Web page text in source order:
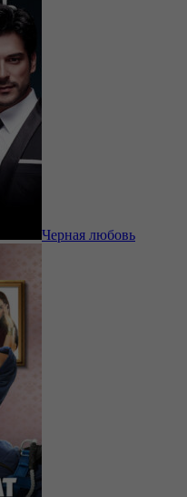
Черная любовь